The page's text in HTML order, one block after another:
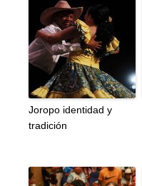
Joropo identidad y
tradición